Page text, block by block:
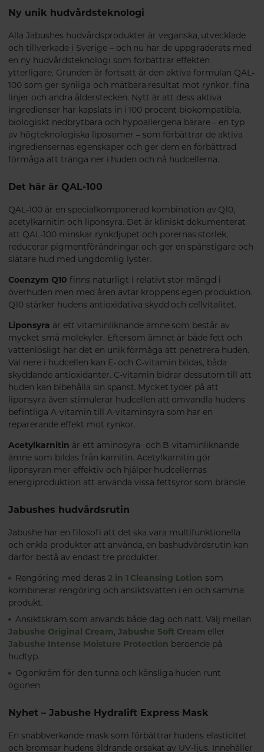
Ny unik hudvårdsteknologi
Alla Jabushes hudvårdsprodukter är veganska, utvecklade
och tillverkade i Sverige – och nu har de uppgraderats med
en ny hudvårdsteknologi som förbättrar effekten
ytterligare. Grunden är fortsatt är den aktiva formulan QAL-
100 som ger synliga och mätbara resultat mot rynkor, fina
linjer och andra ålderstecken. Nytt är att dess aktiva
ingredienser har kapslats in i 100 procent biokompatibla,
biologiskt nedbrytbara och hypoallergena bärare – en typ
av högteknologiska liposomer – som förbättrar de aktiva
ingrediensernas egenskaper och ger dem en förbättrad
förmåga att tränga ner i huden och nå hudcellerna.
Det här är QAL-100
QAL-100 är en specialkomponerad kombination av Q10,
acetylkarnitin och liponsyra. Det är kliniskt dokumenterat
att QAL-100 minskar rynkdjupet och porernas storlek,
reducerar pigmentförändringar och ger en spänstigare och
slätare hud med ungdomlig lyster.
Coenzym Q10 finns naturligt i relativt stor mängd i
överhuden men med åren avtar kroppens egen produktion.
Q10 stärker hudens antioxidativa skydd och cellvitalitet.
Liponsyra är ett vitaminliknande ämne som består av
mycket små molekyler. Eftersom ämnet är både fett och
vattenlösligt har det en unik förmåga att penetrera huden.
Väl nere i hudcellen kan E- och C-vitamin bildas, båda
skyddande antioxidanter. C-vitamin bidrar dessutom till att
huden kan bibehålla sin spänst. Mycket tyder på att
liponsyra även stimulerar hudcellen att omvandla hudens
befintliga A-vitamin till A-vitaminsyra som har en
reparerande effekt mot rynkor.
Acetylkarnitin är ett aminosyra- och B-vitaminliknande
ämne som bildas från karnitin. Acetylkarnitin gör
liponsyran mer effektiv och hjälper hudcellernas
energiproduktion att använda vissa fettsyror som bränsle.
Jabushes hudvårdsrutin
Jabushe har en filosofi att det ska vara multifunktionella
och enkla produkter att använda, en bashudvårdsrutin kan
därför bestå av endast tre produkter.
Rengöring med deras 2 in 1 Cleansing Lotion som
kombinerar rengöring och ansiktsvatten i en och samma
produkt.
Ansiktskräm som används både dag och natt. Välj mellan
Jabushe Original Cream, Jabushe Soft Cream eller
Jabushe Intense Moisture Protection beroende på
hudtyp.
Ögonkräm för den tunna och känsliga huden runt
ögonen.
Nyhet – Jabushe Hydralift Express Mask
En snabbverkande mask som förbättrar hudens elasticitet
och bromsar hudens åldrande orsakat av UV-ljus. Innehåller